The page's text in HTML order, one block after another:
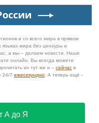
и со всего мира в прямом
мира без цензуры и
а мы – делаем новости. Наши
онлайн. Вы всегда можете
их тут же и – сейчас в
24/7 ежесекундно . А теперь ещё -
А до Я